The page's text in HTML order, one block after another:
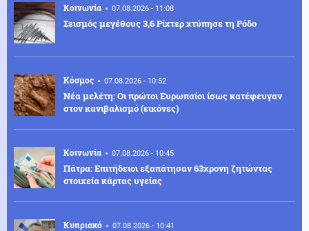
Κοινωνία 07.08.2026 - 11:08
Σεισμός μεγέθους 3,6 Ρίχτερ χτύπησε τη Ρόδο
Κόσμος 07.08.2026 - 10:52
Νέα μελέτη: Οι πρώτοι Ευρωπαίοι ίσως κατέφευγαν
στον κανιβαλισμό (εικόνες)
Κοινωνία 07.08.2026 - 10:45
Πάτρα: Επιτήδειοι εξαπάτησαν 63χρονη ζητώντας
στοιχεία κάρτας υγείας
Κυπριακό 07.08.2026 - 10:41